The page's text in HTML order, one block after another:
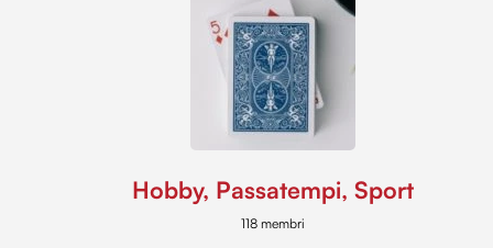
Hobby, Passatempi, Sport
118 membri